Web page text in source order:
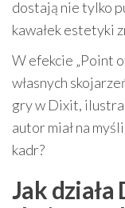
dostają nie tylko
kawałek estetyki
W efekcie „Point
własnych
gry w Dixit,
autor miał na
kadr?
Jak